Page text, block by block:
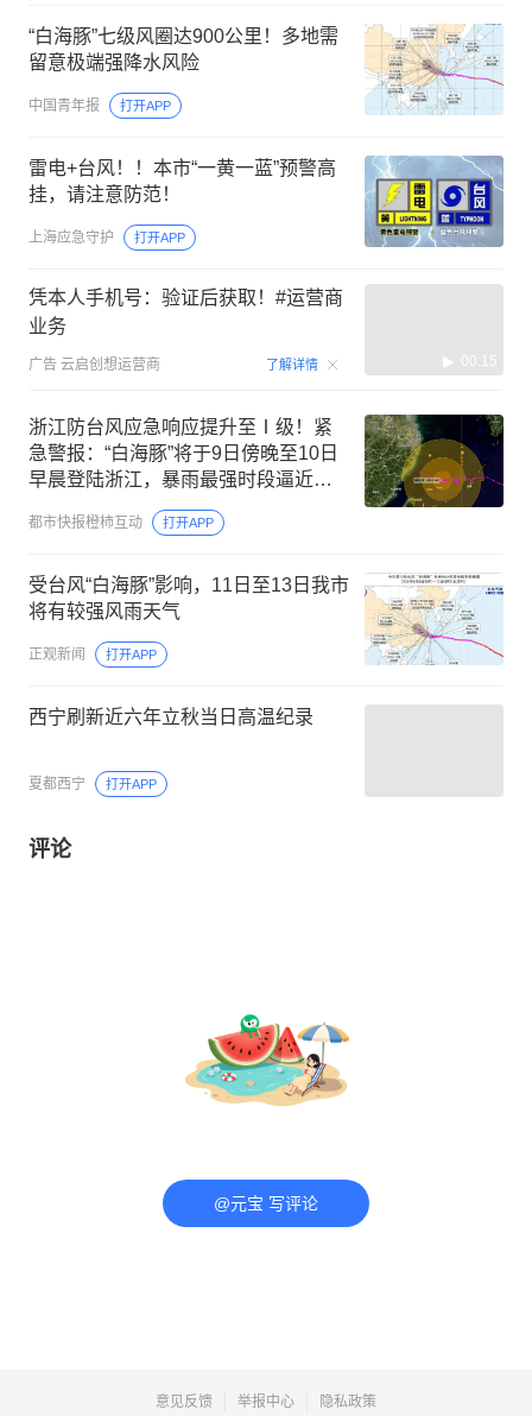
“白海豚”七级风圈达900公里！多地需
留意极端强降水风险
中国青年报 打开APP
雷电+台风！！本市“一黄一蓝”预警高
挂，请注意防范！
上海应急守护 打开APP
凭本人手机号：验证后获取！#运营商
业务
广告 云启创想运营商 了解详情 00:15
浙江防台风应急响应提升至Ⅰ级！紧
急警报：“白海豚”将于9日傍晚至10日
早晨登陆浙江，暴雨最强时段逼近，
都市快报橙柿互动 打开APP
受台风“白海豚”影响，11日至13日我市
将有较强风雨天气
正观新闻 打开APP
西宁刷新近六年立秋当日高温纪录
夏都西宁 打开APP
评论
@元宝 写评论
意见反馈 举报中心 隐私政策